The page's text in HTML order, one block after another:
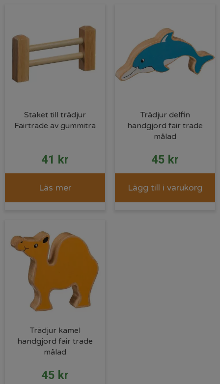
Staket till trädjur
Fairtrade av gummiträ
41 kr
Läs mer
Trädjur delfin
handgjord fair trade
målad
45 kr
Lägg till i varukorg
Trädjur kamel
handgjord fair trade
målad
45 kr